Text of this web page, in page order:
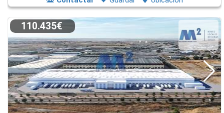
110.435€